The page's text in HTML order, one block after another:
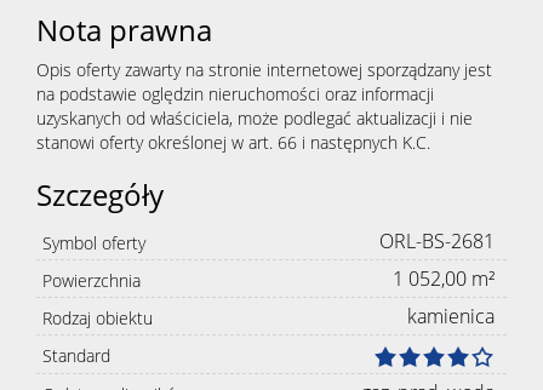
Nota prawna
Opis oferty zawarty na stronie internetowej sporządzany jest
na podstawie oględzin nieruchomości oraz informacji
uzyskanych od właściciela, może podlegać aktualizacji i nie
stanowi oferty określonej w art. 66 i następnych K.C.
Szczegóły
Symbol oferty ORL-BS-2681
Powierzchnia 1 052,00 m²
Rodzaj obiektu kamienica
Standard